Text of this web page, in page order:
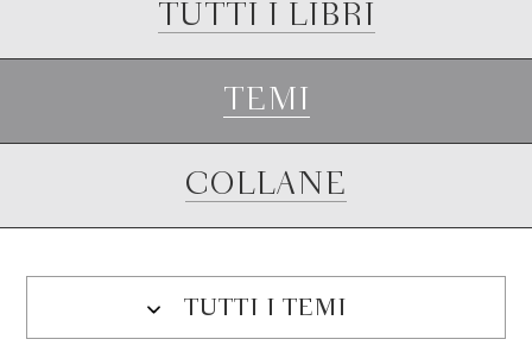
TUTTI I LIBRI
TEMI
COLLANE
TUTTI I TEMI